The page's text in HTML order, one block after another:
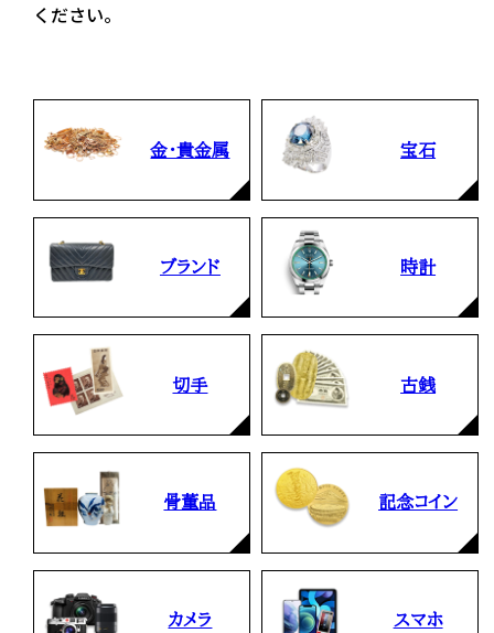
ください。
金・貴金属 宝石
ブランド 時計
切手 古銭
骨董品 記念コイン
カメラ スマホ